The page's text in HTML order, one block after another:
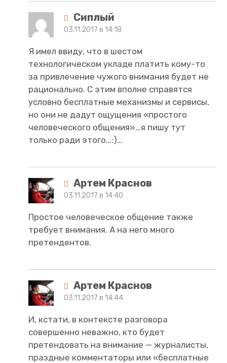
Сиплый
03.11.2017 в 14:18
Я имел ввиду, что в шестом
технологическом укладе платить кому-то
за привлечение чужого внимания будет не
рационально. С этим вполне справятся
условно бесплатные механизмы и сервисы,
но они не дадут ощущения «простого
человеческого общения»…я пишу тут
только ради этого…:)…
Артем Краснов
03.11.2017 в 14:40
Простое человеческое общение также
требует внимания. А на него много
претендентов.
Артем Краснов
03.11.2017 в 14:44
И, кстати, в контексте разговора
совершенно неважно, кто будет
претендовать на внимание — журналисты,
праздные комментаторы или «бесплатные